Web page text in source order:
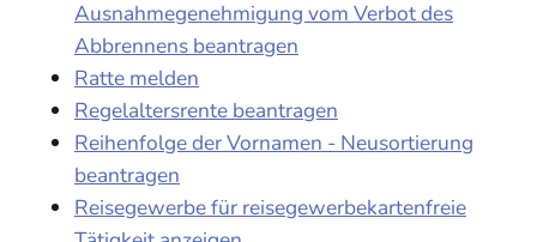
Ausnahmegenehmigung vom Verbot des
Abbrennens beantragen
Ratte melden
Regelaltersrente beantragen
Reihenfolge der Vornamen - Neusortierung
beantragen
Reisegewerbe für reisegewerbekartenfreie